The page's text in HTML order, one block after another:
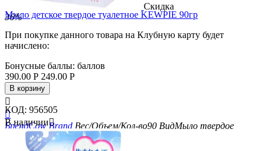
Скидка
36%
Мыло детское твердое туалетное KEWPIE 90гр
При покупке данного товара на Клубную карту будет
начислено:
Бонусные баллы: баллов
390.00 Р 249.00 Р
В корзину


БрендCow Brand Вес/Объем/Кол-во90 ВидМыло твердое
КОД: 956505
В наличии